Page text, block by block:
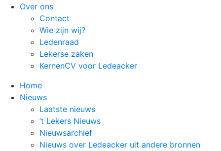
Over ons
Contact
Wie zijn wij?
Ledenraad
Lekerse zaken
KernenCV voor Ledeacker
Home
Nieuws
Laatste nieuws
’t Lekers Nieuws
Nieuwsarchief
Nieuws over Ledeacker uit andere bronnen